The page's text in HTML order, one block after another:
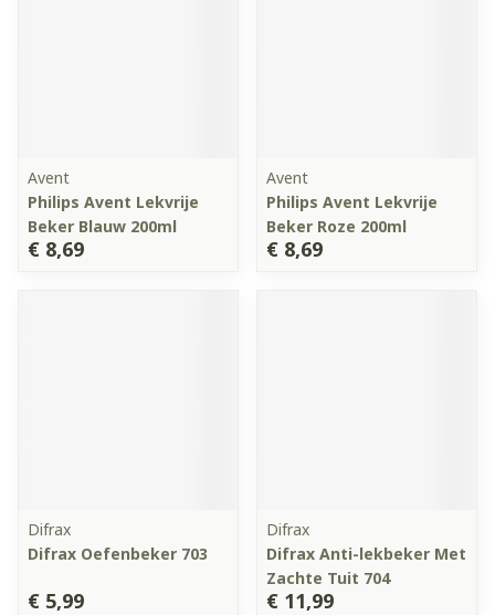
Avent
Philips Avent Lekvrije
Beker Blauw 200ml
€ 8,69
Avent
Philips Avent Lekvrije
Beker Roze 200ml
€ 8,69
Difrax
Difrax Oefenbeker 703
€ 5,99
Difrax
Difrax Anti-lekbeker Met
Zachte Tuit 704
€ 11,99